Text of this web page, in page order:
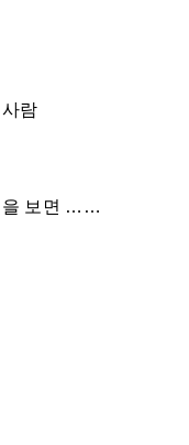
람
을 보면 ……